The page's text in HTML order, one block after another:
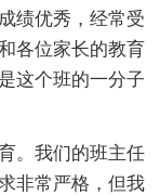
绩优秀，经常受
各位家长的教育
这个班的一分子
。我们的班主任
非常严格，但我